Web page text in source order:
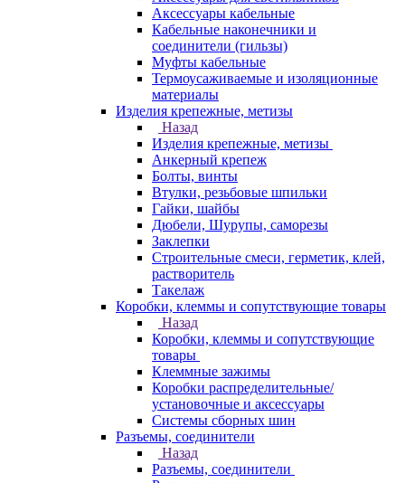
Аксессуары кабельные
Кабельные наконечники и
соединители (гильзы)
Муфты кабельные
Термоусаживаемые и изоляционные
материалы
Изделия крепежные, метизы
Назад
Изделия крепежные, метизы
Анкерный крепеж
Болты, винты
Втулки, резьбовые шпильки
Гайки, шайбы
Дюбели, Шурупы, саморезы
Заклепки
Строительные смеси, герметик, клей,
растворитель
Такелаж
Коробки, клеммы и сопутствующие товары
Назад
Коробки, клеммы и сопутствующие
товары
Клеммные зажимы
Коробки распределительные/
установочные и аксессуары
Системы сборных шин
Разъемы, соединители
Назад
Разъемы, соединители